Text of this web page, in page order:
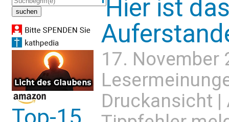
'Hier ist
17. November
Druckansicht |